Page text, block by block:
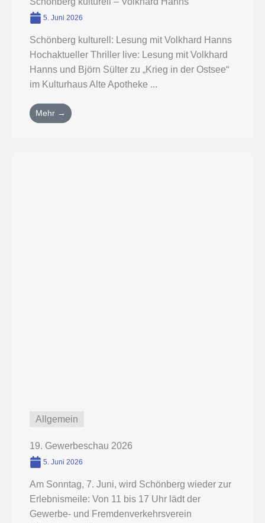
5. Juni 2026
Schönberg kulturell: Lesung mit Volkhard Hanns
Hochaktueller Thriller live: Lesung mit Volkhard
Hanns und Björn Sülter zu „Krieg in der Ostsee“
im Kulturhaus Alte Apotheke ...
Mehr →
Allgemein
19. Gewerbeschau 2026
5. Juni 2026
Am Sonntag, 7. Juni, wird Schönberg wieder zur
Erlebnismeile: Von 11 bis 17 Uhr lädt der
Gewerbe- und Fremdenverkehrsverein